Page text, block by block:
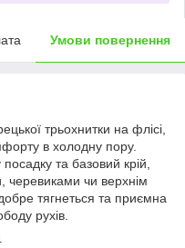
Умови повернення
трьохнитки на флісі,
в холодну пору.
та базовий крій,
черевиками чи верхнім
тягнеться та приємна
рухів.